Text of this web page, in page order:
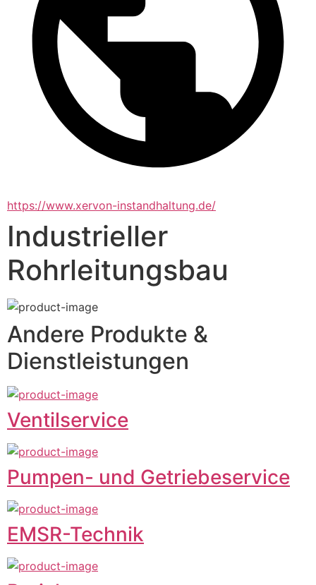
https://www.xervon-instandhaltung.de/
Industrieller
Rohrleitungsbau
Andere Produkte &
Dienstleistungen
Ventilservice
Pumpen- und Getriebeservice
EMSR-Technik